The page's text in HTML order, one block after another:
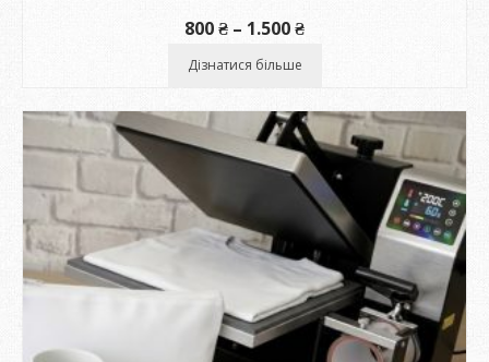
800₴ – 1.500₴Діапазон
1.500 ₴
Дізнатися більше